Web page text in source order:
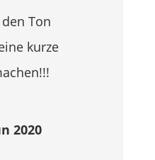
Ton
kurze
2020